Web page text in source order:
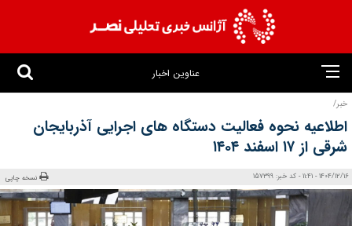
عناوین اخبار
خبر/
اطلاعیه نحوه فعالیت دستگاه‌ های اجرایی آذربایجان
شرقی از ۱۷ اسفند ۱۴۰۴
1404/12/16 - 11:41 - کد خبر: 157399 نسخه چاپی